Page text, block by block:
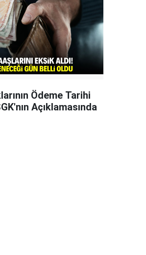
Ödeme Tarihi
Açıklamasında